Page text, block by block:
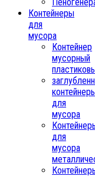
Контейнеры
для
мусора
Контейнер
мусорный
для
мусора
для
мусора